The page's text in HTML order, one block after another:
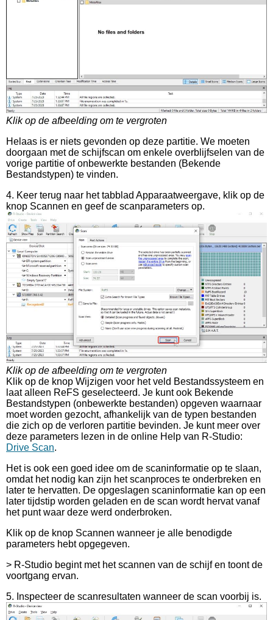
Klik op de afbeelding om te vergroten
Helaas is er niets gevonden op deze partitie. We moeten
doorgaan met de schijfscan om enkele overblijfselen van de
vorige partitie of onbewerkte bestanden (Bekende
Bestandstypen) te vinden.
4. Keer terug naar het tabblad Apparaatweergave, klik op de
knop Scannen en geef de scanparameters op.
Klik op de afbeelding om te vergroten
Klik op de knop Wijzigen voor het veld Bestandssysteem en
laat alleen ReFS geselecteerd. Je kunt ook Bekende
Bestandstypen (onbewerkte bestanden) opgeven waarnaar
moet worden gezocht, afhankelijk van de typen bestanden
die zich op de verloren partitie bevinden. Je kunt meer over
deze parameters lezen in de online Help van R-Studio:
Drive Scan.
Het is ook een goed idee om de scaninformatie op te slaan,
omdat het nodig kan zijn het scanproces te onderbreken en
later te hervatten. De opgeslagen scaninformatie kan op een
later tijdstip worden geladen en de scan wordt hervat vanaf
het punt waar deze werd onderbroken.
Klik op de knop Scannen wanneer je alle benodigde
parameters hebt opgegeven.
> R-Studio begint met het scannen van de schijf en toont de
voortgang ervan.
5. Inspecteer de scanresultaten wanneer de scan voorbij is.